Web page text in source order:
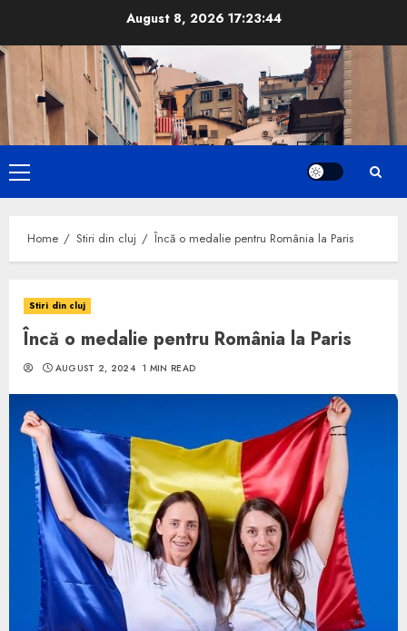
content
August 8, 2026 17:23:45
Primary
Menu
Home Stiri din cluj Încă o medalie pentru România la Paris
Stiri din cluj
Încă o medalie pentru România la Paris
AUGUST 2, 2024 1 MIN READ